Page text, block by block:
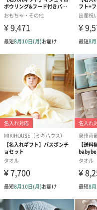
アイボリーのバスタオルを
「kontex（コンテック
ブランドについて
「kontex（コンテックス）
ル繊維”メーカーです。
世界からも認められている
りにとことんこだわるブラ
オーガニックコットンを厳
しています。